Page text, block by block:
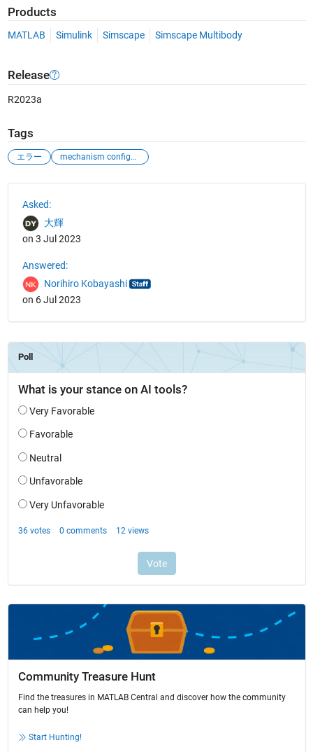
Products
MATLAB Simulink Simscape Simscape Multibody
Release
R2023a
Tags
エラー mechanism configuration
Asked:
大輝
on 3 Jul 2023
Answered:
Norihiro Kobayashi
on 6 Jul 2023
Community Treasure Hunt
Find the treasures in MATLAB Central and discover how the community
can help you!
Start Hunting!